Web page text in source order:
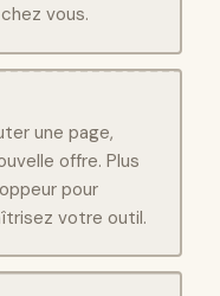
vous.
une page,
offre. Plus
pour
votre outil.